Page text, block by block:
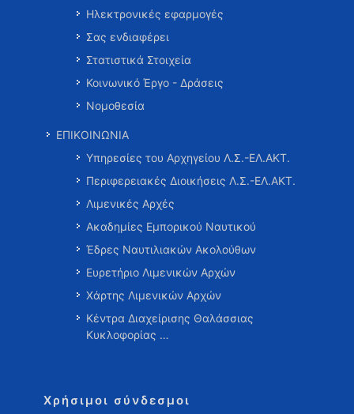
Ηλεκτρονικές εφαρμογές
Σας ενδιαφέρει
Στατιστικά Στοιχεία
Κοινωνικό Έργο - Δράσεις
Νομοθεσία
ΕΠΙΚΟΙΝΩΝΙΑ
Υπηρεσίες του Αρχηγείου Λ.Σ.-ΕΛ.ΑΚΤ.
Περιφερειακές Διοικήσεις Λ.Σ.-ΕΛ.ΑΚΤ.
Λιμενικές Αρχές
Ακαδημίες Εμπορικού Ναυτικού
Έδρες Ναυτιλιακών Ακολούθων
Ευρετήριο Λιμενικών Αρχών
Χάρτης Λιμενικών Αρχών
Κέντρα Διαχείρισης Θαλάσσιας
Κυκλοφορίας …
Χρήσιμοι σύνδεσμοι